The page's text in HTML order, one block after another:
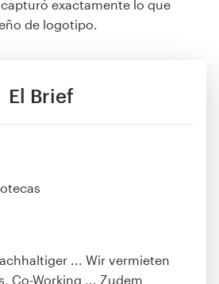
El Brief
... Wir vermieten
Co-Working ... Zudem
exactamente lo que
de logotipo.